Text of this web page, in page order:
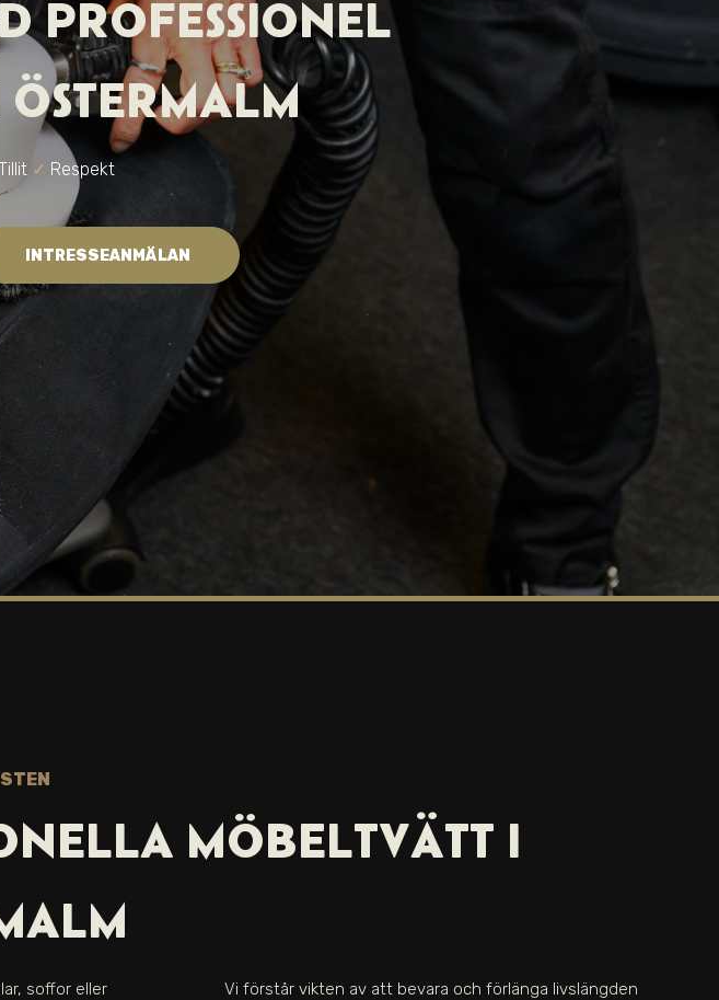
PROFESSIONEL
✓ Respekt
INTRESSEANMÄLAN
MÖBELTVÄTT I
soffor eller
Vi förstår vikten av att bevara och förlänga livslängden